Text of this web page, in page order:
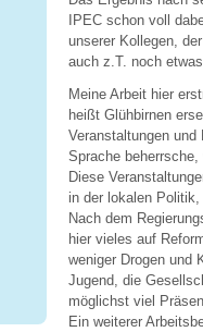
IPEC schon voll
unserer Kollegen,
auch z.T. noch
Meine Arbeit hier
heißt Glühbirnen
Veranstaltungen
Sprache
Diese
in der lokalen
Nach dem
hier vieles auf
weniger Drogen und
Jugend, die
möglichst viel
Ein weiterer